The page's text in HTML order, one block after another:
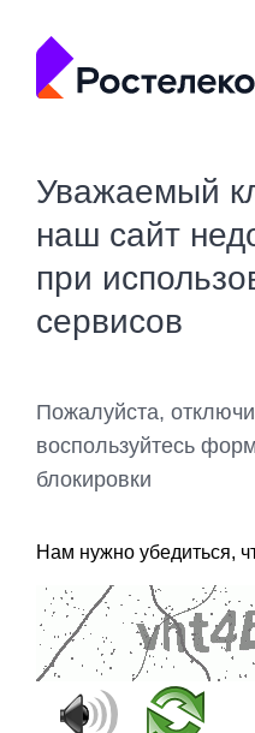
Уважаемый
наш сайт
при
сервисов
Пожалуйста,
воспользуйтесь
блокировки
Нам нужно убедиться,